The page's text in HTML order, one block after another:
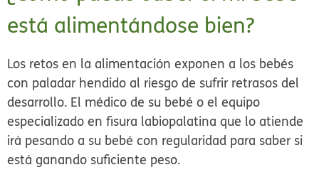
está alimentándose bien?
Los retos en la alimentación exponen a los bebés
con paladar hendido al riesgo de sufrir retrasos del
desarrollo. El médico de su bebé o el equipo
especializado en fisura labiopalatina que lo atiende
irá pesando a su bebé con regularidad para saber si
está ganando suficiente peso.